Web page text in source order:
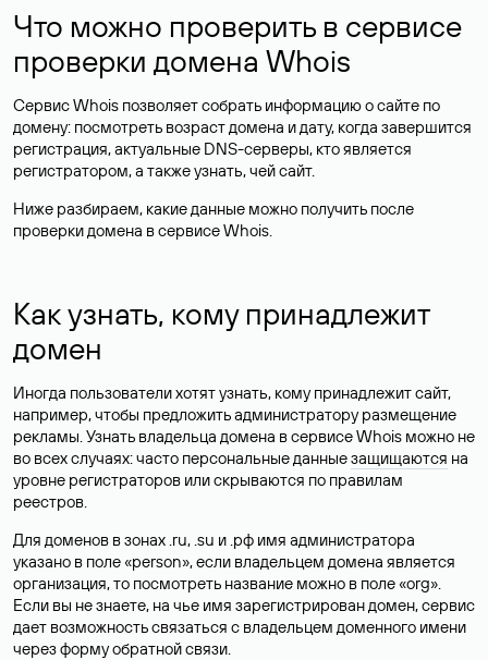
Что можно проверить в сервисе
проверки домена Whois
Сервис Whois позволяет собрать информацию о сайте по
домену: посмотреть возраст домена и дату, когда завершится
регистрация, актуальные DNS-серверы, кто является
регистратором, а также узнать, чей сайт.
Ниже разбираем, какие данные можно получить после
проверки домена в сервисе Whois.
Как узнать, кому принадлежит
домен
Иногда пользователи хотят узнать, кому принадлежит сайт,
например, чтобы предложить администратору размещение
рекламы. Узнать владельца домена в сервисе Whois можно не
во всех случаях: часто персональные данныезащищаются на
уровне регистраторов или скрываются по правилам
реестров.
Для доменов в зонах .ru, .su и .рф имя администратора
указано в поле «person», если владельцем домена является
организация, то посмотреть название можно в поле «org».
Если вы не знаете, на чье имя зарегистрирован домен, сервис
дает возможность связаться с владельцем доменного имени
через форму обратной связи.